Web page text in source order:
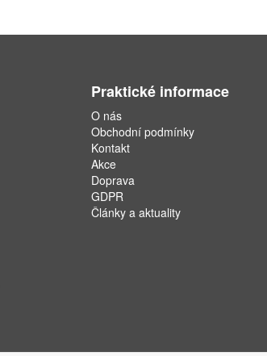
Praktické informace
O nás
Obchodní podmínky
Kontakt
Akce
Doprava
GDPR
Články a aktuality